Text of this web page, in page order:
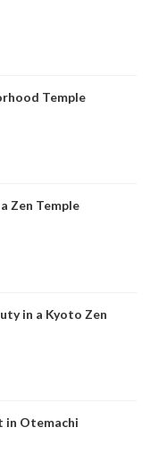
Temple
Zen Temple
in a Kyoto Zen
in Otemachi